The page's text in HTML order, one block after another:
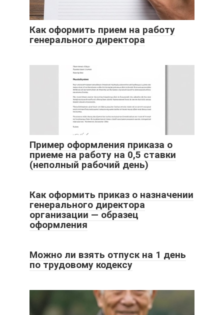
Как оформить прием на работу
генерального директора
Пример оформления приказа о
приеме на работу на 0,5 ставки
(неполный рабочий день)
Как оформить приказ о назначении
генерального директора
организации — образец
оформления
Можно ли взять отпуск на 1 день
по трудовому кодексу